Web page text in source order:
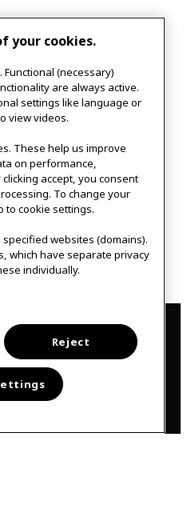
Och om du
när vi släpper ut nytt
your cookies.
(necessary)
are always active.
settings like language or
view videos.
These help us improve
on performance,
accept, you consent
To change your
to cookie settings.
websites (domains).
which have separate privacy
individually.
Reject